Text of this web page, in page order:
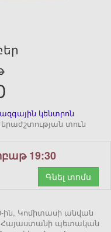
կենտրոն
տուն
19:30
Գնել տոմս
ին, Կոմիտասի անվան
Հայաստանի պետական